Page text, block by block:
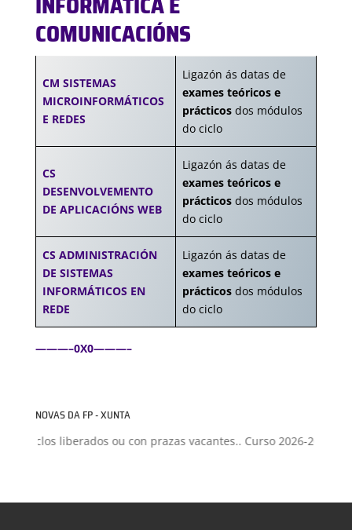
COMUNICACIÓNS
CM SISTEMAS
MICROINFORMÁTICOS
E REDES
Ligazón ás datas de
exames teóricos e
prácticos dos módulos
do ciclo
CS
DESENVOLVEMENTO
DE APLICACIÓNS WEB
Ligazón ás datas de
exames teóricos e
prácticos dos módulos
do ciclo
CS ADMINISTRACIÓN
DE SISTEMAS
INFORMÁTICOS EN
REDE
Ligazón ás datas de
exames teóricos e
prácticos dos módulos
do ciclo
———–0X0———–
NOVAS DA FP - XUNTA
liberados ou con prazas vacantes.. Curso 2026-2027+